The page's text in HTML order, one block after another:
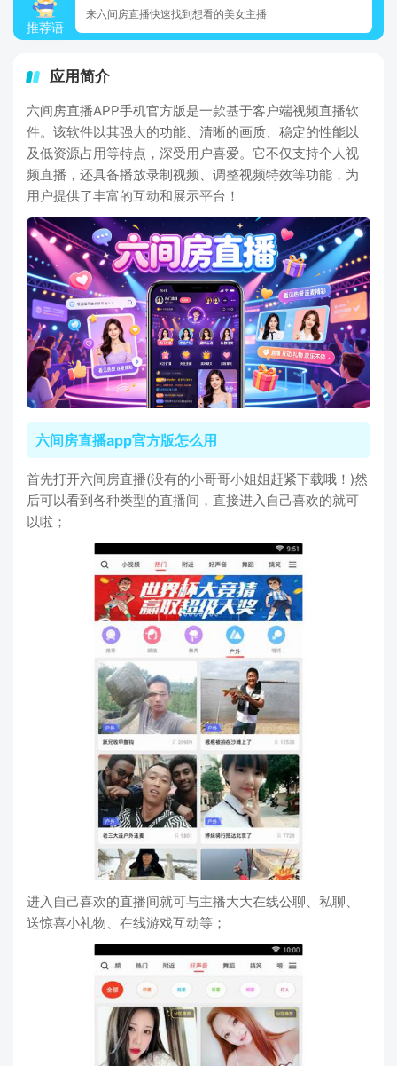
推荐语
来六间房直播快速找到想看的美女主播
应用简介
六间房直播APP手机官方版是一款基于客户端视频直播软
件。该软件以其强大的功能、清晰的画质、稳定的性能以
及低资源占用等特点，深受用户喜爱。它不仅支持个人视
频直播，还具备播放录制视频、调整视频特效等功能，为
用户提供了丰富的互动和展示平台！
六间房直播app官方版怎么用
首先打开六间房直播(没有的小哥哥小姐姐赶紧下载哦！)然
后可以看到各种类型的直播间，直接进入自己喜欢的就可
以啦；
进入自己喜欢的直播间就可与主播大大在线公聊、私聊、
送惊喜小礼物、在线游戏互动等；